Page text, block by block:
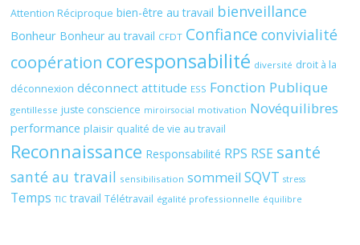
Attention Réciproque bien-être au travail bienveillance
Bonheur Bonheur au travail CFDT Confiance convivialité
coopération coresponsabilité diversité droit à la
déconnexion déconnect attitude ESS Fonction Publique
gentillesse juste conscience miroirsocial motivation Novéquilibres
performance plaisir qualité de vie au travail
Reconnaissance Responsabilité RPS RSE santé
santé au travail sensibilisation sommeil SQVT stress
Temps TIC travail Télétravail égalité professionnelle équilibre